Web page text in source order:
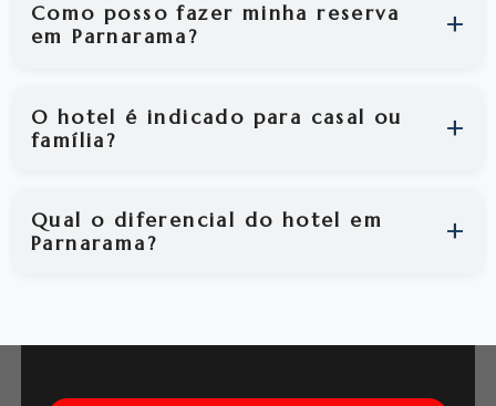
Como posso fazer minha reserva
em Parnarama?
O hotel é indicado para casal ou
família?
Qual o diferencial do hotel em
Parnarama?